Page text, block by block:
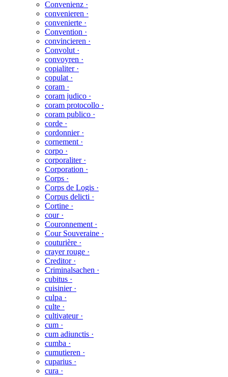
Convenienz ·
convenieren ·
convenierte ·
Convention ·
convincieren ·
Convolut ·
convoyren ·
copialiter ·
copulat ·
coram ·
coram judico ·
coram protocollo ·
coram publico ·
corde ·
cordonnier ·
cornement ·
corpo ·
corporaliter ·
Corporation ·
Corps ·
Corps de Logis ·
Corpus delicti ·
Cortine ·
cour ·
Couronnement ·
Cour Souveraine ·
couturière ·
crayer rouge ·
Creditor ·
Criminalsachen ·
cubitus ·
cuisinier ·
culpa ·
culte ·
cultivateur ·
cum ·
cum adiunctis ·
cumba ·
cumutieren ·
cuparius ·
cura ·